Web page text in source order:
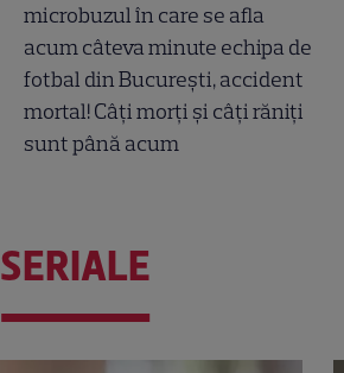
microbuzul în care se afla
acum câteva minute echipa de
fotbal din București, accident
mortal! Câți morți și câți răniți
sunt până acum
SERIALE